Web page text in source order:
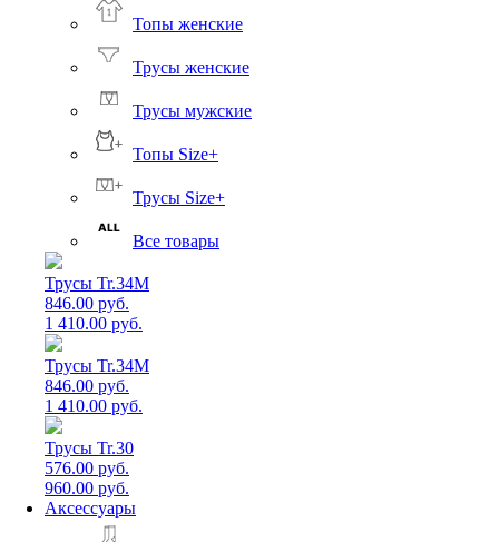
Топы женские
Трусы женские
Трусы мужские
Топы Size+
Трусы Size+
Все товары
Трусы Tr.34M
846.00 руб.
1 410.00 руб.
Трусы Tr.34M
846.00 руб.
1 410.00 руб.
Трусы Tr.30
576.00 руб.
960.00 руб.
Аксессуары